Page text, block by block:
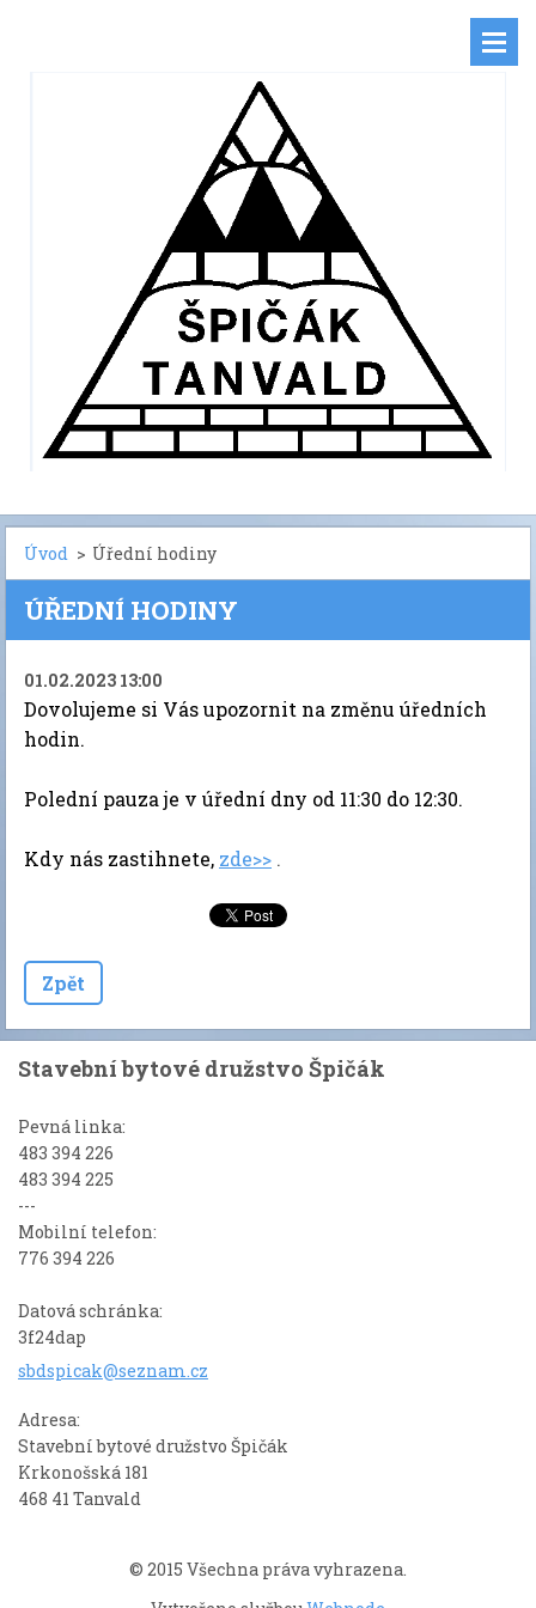
Úvod > Úřední hodiny
ÚŘEDNÍ HODINY
01.02.2023 13:00
Dovolujeme si Vás upozornit na změnu úředních
hodin.
Polední pauza je v úřední dny od 11:30 do 12:30.
Kdy nás zastihnete, zde>> .
Zpět
Stavební bytové družstvo Špičák
Pevná linka:
483 394 226
483 394 225
---
Mobilní telefon:
776 394 226
Datová schránka:
3f24dap
sbdspicak@seznam.cz
Adresa:
Stavební bytové družstvo Špičák
Krkonošská 181
468 41 Tanvald
© 2015 Všechna práva vyhrazena.